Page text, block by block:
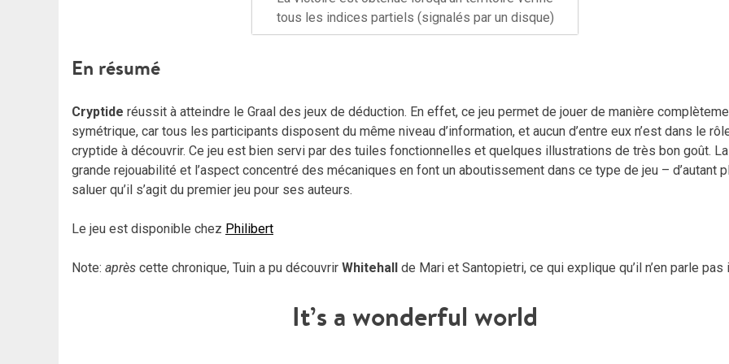
tous les indices partiels (signalés par un disque)
En résumé
Cryptide réussit à atteindre le Graal des jeux de déduction. En effet, ce jeu permet de jouer de manière
symétrique, car tous les participants disposent du même niveau d’information, et aucun d’entre eux n’est dans le
cryptide à découvrir. Ce jeu est bien servi par des tuiles fonctionnelles et quelques illustrations de très bon goût. La
grande rejouabilité et l’aspect concentré des mécaniques en font un aboutissement dans ce type de jeu – d’autant
saluer qu’il s’agit du premier jeu pour ses auteurs.
Le jeu est disponible chez Philibert
Note: après cette chronique, Tuin a pu découvrir Whitehall de Mari et Santopietri, ce qui explique qu’il n’en parle pas
It’s a wonderful world